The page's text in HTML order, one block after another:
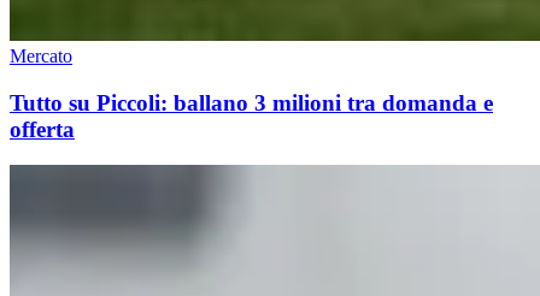
Mercato
Tutto su Piccoli: ballano 3 milioni tra domanda e
offerta